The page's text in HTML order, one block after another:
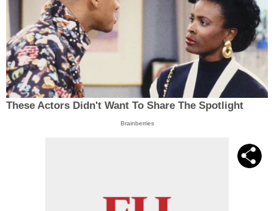
These Actors Didn't Want To Share The Spotlight
Brainberries